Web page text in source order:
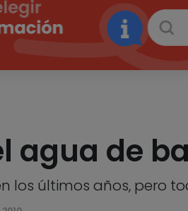
agua de
los últimos años, pero